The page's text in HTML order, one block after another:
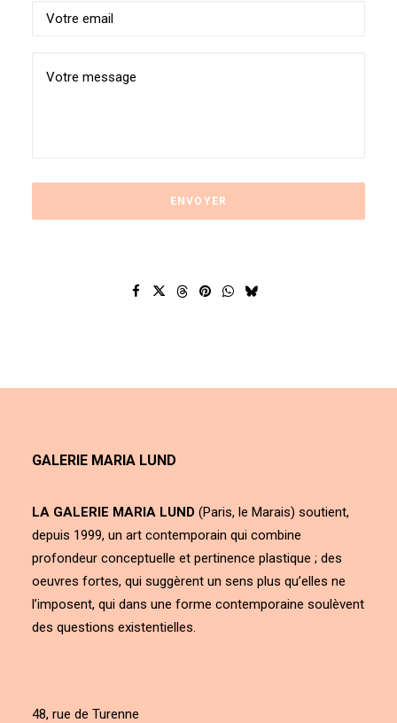
GALERIE MARIA LUND
LA GALERIE MARIA LUND (Paris, le Marais) soutient,
depuis 1999, un art contemporain qui combine
profondeur conceptuelle et pertinence plastique ; des
oeuvres fortes, qui suggèrent un sens plus qu’elles ne
l’imposent, qui dans une forme contemporaine soulèvent
des questions existentielles.
48, rue de Turenne